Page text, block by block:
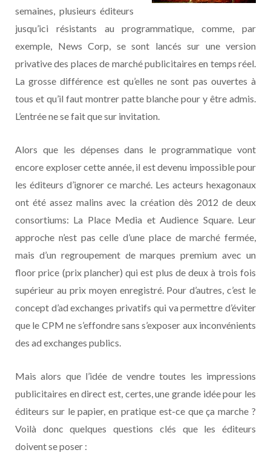
semaines, plusieurs éditeurs
jusqu’ici résistants au programmatique, comme, par
exemple, News Corp, se sont lancés sur une version
privative des places de marché publicitaires en temps réel.
La grosse différence est qu’elles ne sont pas ouvertes à
tous et qu’il faut montrer patte blanche pour y être admis.
L’entrée ne se fait que sur invitation.
Alors que les dépenses dans le programmatique vont
encore exploser cette année, il est devenu impossible pour
les éditeurs d’ignorer ce marché. Les acteurs hexagonaux
ont été assez malins avec la création dès 2012 de deux
consortiums: La Place Media et Audience Square. Leur
approche n’est pas celle d’une place de marché fermée,
mais d’un regroupement de marques premium avec un
floor price (prix plancher) qui est plus de deux à trois fois
supérieur au prix moyen enregistré. Pour d’autres, c’est le
concept d’ad exchanges privatifs qui va permettre d’éviter
que le CPM ne s’effondre sans s’exposer aux inconvénients
des ad exchanges publics.
Mais alors que l’idée de vendre toutes les impressions
publicitaires en direct est, certes, une grande idée pour les
éditeurs sur le papier, en pratique est-ce que ça marche ?
Voilà donc quelques questions clés que les éditeurs
doivent se poser :